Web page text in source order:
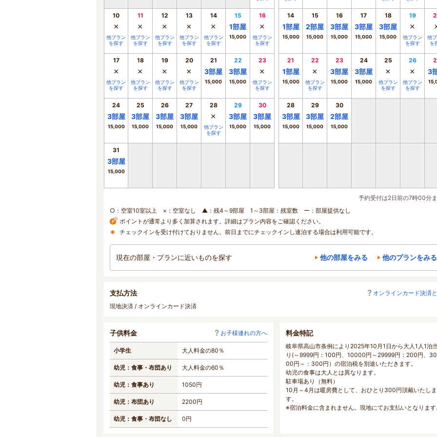
10
×
他プラン
を探す
11
×
他プラン
を探す
12
×
他プラン
を探す
13
×
他プラン
を探す
14
×
他プラン
を探す
15
1部屋
15,000
16
×
他プラン
を探す
17
×
他プラン
を探す
18
×
他プラン
を探す
19
×
他プラン
を探す
20
×
他プラン
を探す
21
3部屋
15,000
22
3部屋
15,000
23
×
他プラン
を探す
24
3部屋
15,000
25
3部屋
15,000
26
3部屋
15,000
27
3部屋
15,000
28
×
他プラン
を探す
29
3部屋
15,000
30
3部屋
15,000
31
3部屋
15,000
14
1部屋
15,000
15
2部屋
15,000
16
3部屋
15,000
17
3部屋
15,000
18
3部屋
15,000
19
×
他プラン
を探す
他
を
21
1部屋
15,000
22
×
他プラン
を探す
23
3部屋
15,000
24
3部屋
15,000
25
×
他プラン
を探す
26
×
他プラン
を探す
3
28
3部屋
15,000
29
3部屋
15,000
30
2部屋
15,000
予約受付は2日前の7時00分
○：空室10室以上 ×：空室なし ▲：残4～9部屋 1～3部屋：残室数 ー：部屋提供なし
ポイントが通常より多く加算されます。詳細はプラン内容をご確認ください。
チェックインを受け付けておりません。前日までにチェックインし連泊する場合は利用可能です。
現在の部屋・プランに近いものを探す 他の部屋をみる 他のプランをみる
支払方法
オンラインカード決済
現地決済 / オンラインカード決済
子供料金 お子様連れの方へ
小学生 大人料金の80％
幼児：食事・布団あり 大人料金の60％
幼児：食事あり 1050円
幼児：布団あり 2200円
幼児：食事・布団なし 0円
料金特記
岐阜県高山市条例により2025年10月1日から大人1人1泊
り(～9999円：100円、10000円～29999円：200円、
00円～：300円）の宿泊税を別途いただきます。
幼児の食事は大人とは異なります。
駐車場あり（無料）
10月～4月は暖房費として、おひとり300円頂戴いたしま
す。
※宿泊料金に含まれません。現地にてお支払いとなります